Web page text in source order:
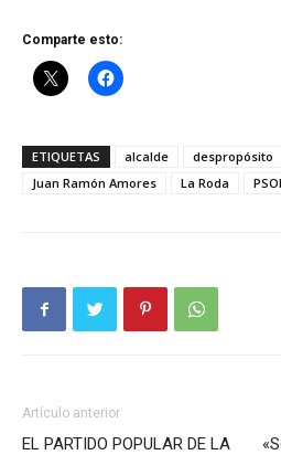
Comparte esto:
ETIQUETAS alcalde despropósito
Juan Ramón Amores
La Roda
Artículo anterior
EL PARTIDO POPULAR DE LA